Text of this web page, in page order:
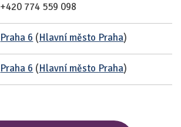
+420 774 559 098
Praha 6 (Hlavní město Praha)
Praha 6 (Hlavní město Praha)